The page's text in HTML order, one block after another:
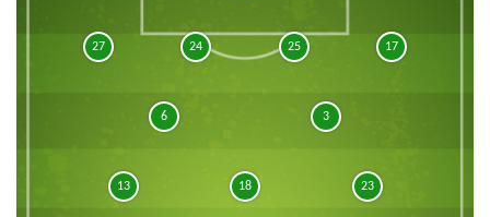
27 24 25 17
6 3
13 18 23